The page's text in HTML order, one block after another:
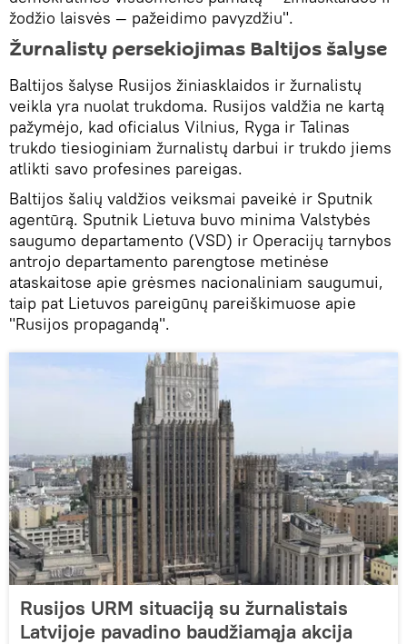
žodžio laisvės — pažeidimo pavyzdžiu".
Žurnalistų persekiojimas Baltijos šalyse
Baltijos šalyse Rusijos žiniasklaidos ir žurnalistų
veikla yra nuolat trukdoma. Rusijos valdžia ne kartą
pažymėjo, kad oficialus Vilnius, Ryga ir Talinas
trukdo tiesioginiam žurnalistų darbui ir trukdo jiems
atlikti savo profesines pareigas.
Baltijos šalių valdžios veiksmai paveikė ir Sputnik
agentūrą. Sputnik Lietuva buvo minima Valstybės
saugumo departamento (VSD) ir Operacijų tarnybos
antrojo departamento parengtose metinėse
ataskaitose apie grėsmes nacionaliniam saugumui,
taip pat Lietuvos pareigūnų pareiškimuose apie
"Rusijos propagandą".
Rusijos URM situaciją su žurnalistais
Latvijoje pavadino baudžiamąja akcija